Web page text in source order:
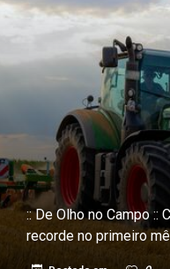
:: De Olho no Campo ::
recorde no primeiro